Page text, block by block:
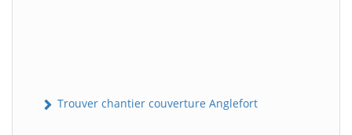
Trouver chantier couverture Anglefort